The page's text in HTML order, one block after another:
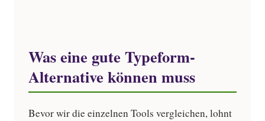
Was eine gute Typeform-
Alternative können muss
Bevor wir die einzelnen Tools vergleichen, lohnt